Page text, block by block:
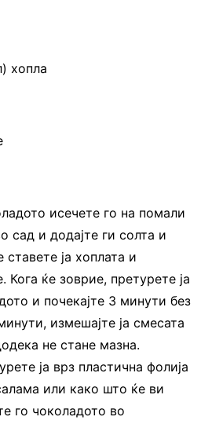
хопла
исечете го на помали
сад и додајте ги солта и
ја хоплата и
Кога ќе зоврие, претурете ја
и почекајте 3 минути без
измешајте ја смесата
не стане мазна.
ја врз пластична фолија
или како што ќе ви
го чоколадото во